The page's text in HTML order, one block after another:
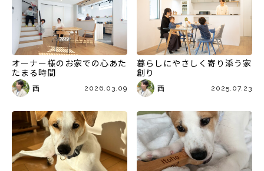
オーナー様のお家での心あた
たまる時間
西 2026.03.09
暮らしにやさしく寄り添う家
創り
西 2025.07.23